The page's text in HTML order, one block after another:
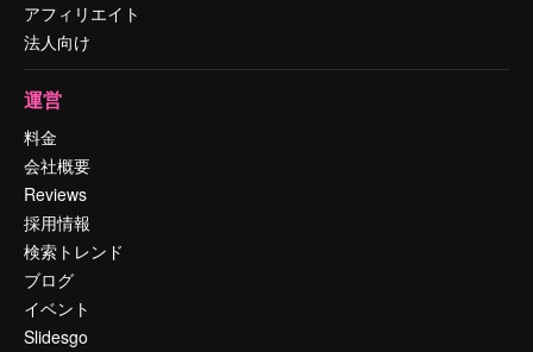
アフィリエイト
法人向け
運営
料金
会社概要
Reviews
採用情報
検索トレンド
ブログ
イベント
Slidesgo